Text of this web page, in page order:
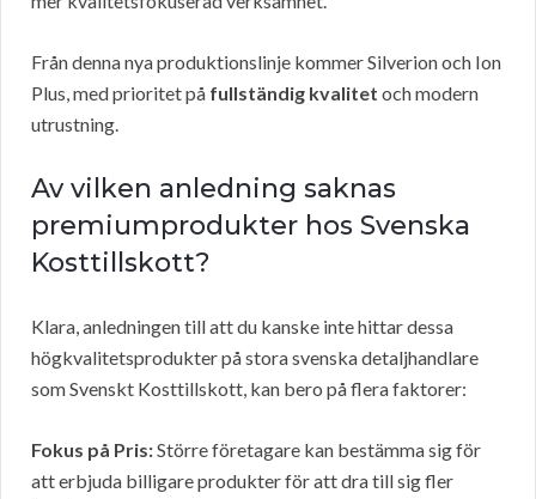
Från denna nya produktionslinje kommer Silverion och Ion
Plus, med prioritet på fullständig kvalitet och modern
utrustning.
Av vilken anledning saknas
premiumprodukter hos Svenska
Kosttillskott?
Klara, anledningen till att du kanske inte hittar dessa
högkvalitetsprodukter på stora svenska detaljhandlare
som Svenskt Kosttillskott, kan bero på flera faktorer:
Fokus på Pris:Större företagare kan bestämma sig för
att erbjuda billigare produkter för att dra till sig fler